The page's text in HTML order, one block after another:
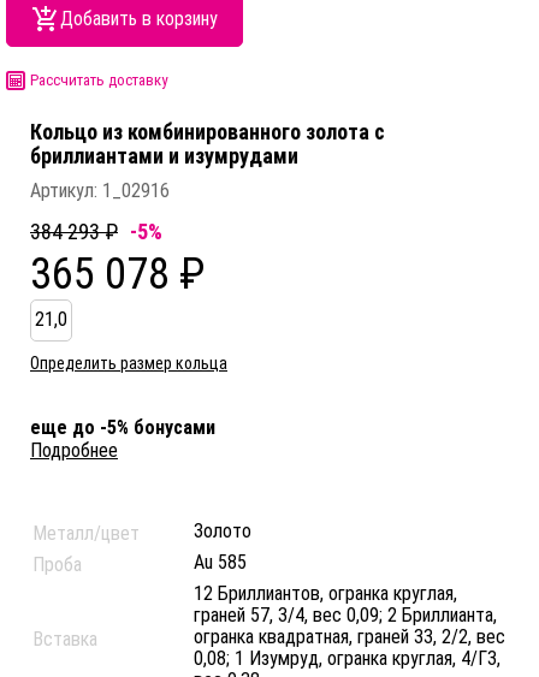
Добавить в корзину
Рассчитать доставку
Кольцо из комбинированного золота c
бриллиантами и изумрудами
Артикул: 1_02916
384 293 ₽ -5%
365 078 ₽
21,0
Определить размер кольца
еще до -5% бонусами
Подробнее
Металл/цвет
Золото
Проба
Au 585
Вставка
12 Бриллиантов, огранка круглая,
граней 57, 3/4, вес 0,09; 2 Бриллианта,
огранка квадратная, граней 33, 2/2, вес
0,08; 1 Изумруд, огранка круглая, 4/Г3,